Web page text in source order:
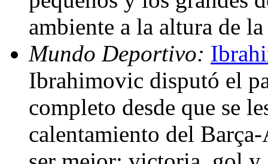
ambiente a la altura de
Mundo Deportivo:
Ibrahimovic disputó el
completo desde que se
calentamiento del